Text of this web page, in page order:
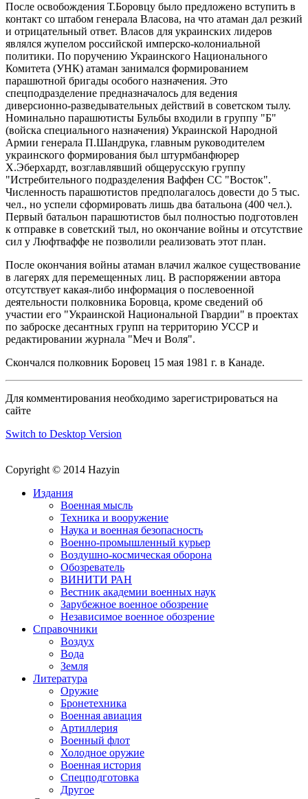
После освобождения Т.Боровцу было предложено вступить в
контакт со штабом генерала Власова, на что атаман дал резкий
и отрицательный ответ. Власов для украинских лидеров
являлся жупелом российской имперско-колониальной
политики. По поручению Украинского Национального
Комитета (УНК) атаман занимался формированием
парашютной бригады особого назначения. Это
спецподразделение предназначалось для ведения
диверсионно-разведывательных действий в советском тылу.
Номинально парашютисты Бульбы входили в группу "Б"
(войска специального назначения) Украинской Народной
Армии генерала П.Шандрука, главным руководителем
украинского формирования был штурмбанфюрер
Х.Эберхардт, возглавлявший общерусскую группу
"Истребительного подразделения Ваффен СС "Восток".
Численность парашютистов предполагалось довести до 5 тыс.
чел., но успели сформировать лишь два батальона (400 чел.).
Первый батальон парашютистов был полностью подготовлен
к отправке в советский тыл, но окончание войны и отсутствие
сил у Люфтваффе не позволили реализовать этот план.
После окончания войны атаман влачил жалкое существование
в лагерях для перемещенных лиц. В распоряжении автора
отсутствует какая-либо информация о послевоенной
деятельности полковника Боровца, кроме сведений об
участии его "Украинской Национальной Гвардии" в проектах
по заброске десантных групп на территорию УССР и
редактировании журнала "Меч и Воля".
Скончался полковник Боровец 15 мая 1981 г. в Канаде.
Для комментирования необходимо зарегистрироваться на
сайте
Switch to Desktop Version
Copyright © 2014 Hazyin
Издания
Военная мысль
Техника и вооружение
Наука и военная безопасность
Военно-промышленный курьер
Воздушно-космическая оборона
Обозреватель
ВИНИТИ РАН
Вестник академии военных наук
Зарубежное военное обозрение
Независимое военное обозрение
Справочники
Воздух
Вода
Земля
Литература
Оружие
Бронетехника
Военная авиация
Артиллерия
Военный флот
Холодное оружие
Военная история
Спецподготовка
Другое